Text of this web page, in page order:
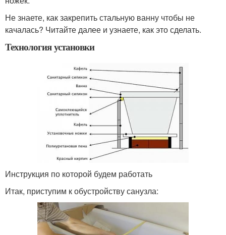
Не знаете, как закрепить стальную ванну чтобы не
качалась? Читайте далее и узнаете, как это сделать.
Технология установки
Инструкция по которой будем работать
Итак, приступим к обустройству санузла: